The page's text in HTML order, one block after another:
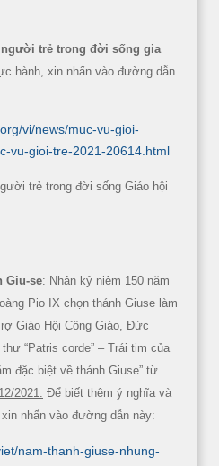
người trẻ trong đời sống gia
hành, xin nhấn vào đường dẫn
vi/news/muc-vu-gioi-
vu-gioi-tre-2021-20614.html
trẻ trong đời sống Giáo hội
Giu-se: Nhân kỷ niệm 150 năm
Pio IX chọn thánh Giuse làm
Giáo Hội Công Giáo, Đức
“Patris corde” – Trái tim của
đặc biệt về thánh Giuse” từ
2021. Để biết thêm ý nghĩa và
nhấn vào đường dẫn này:
nam-thanh-giuse-nhung-